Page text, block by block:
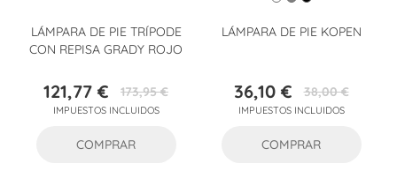
LÁMPARA DE PIE TRÍPODE
CON REPISA GRADY ROJO
Precio
121,77 €Precio
base
173,95 €
IMPUESTOS INCLUIDOS
COMPRAR
LÁMPARA DE PIE KOPEN
Precio
36,10 €Precio
base
38,00 €
IMPUESTOS INCLUIDOS
COMPRAR